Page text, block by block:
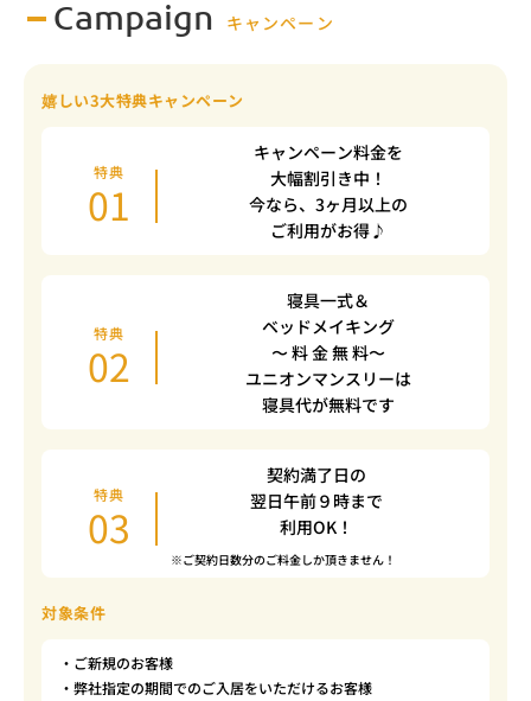
Campaign キャンペーン
嬉しい3大特典キャンペーン
特典
01
キャンペーン料金を
大幅割引き中！
今なら、3ヶ月以上の
ご利用がお得♪
特典
02
寝具一式＆
ベッドメイキング
〜 料 金 無 料〜
ユニオンマンスリーは
寝具代が無料です
特典
03
契約満了日の
翌日午前９時まで
利用OK！
※ご契約日数分のご料金しか頂きません！
対象条件
・ご新規のお客様
・弊社指定の期間でのご入居をいただけるお客様